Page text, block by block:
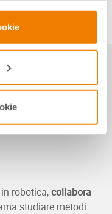
da accettare clicca
di più consulta la
robotica,collabora
studiare metodi